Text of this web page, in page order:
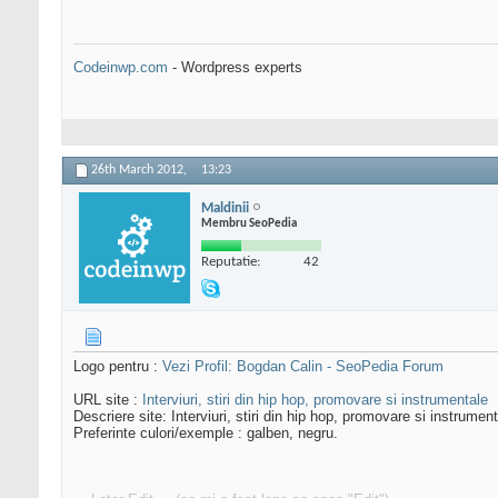
Codeinwp.com - Wordpress experts
26th March 2012, 13:23
Maldinii
Membru SeoPedia
Reputatie: 42
Logo pentru : Vezi Profil: Bogdan Calin - SeoPedia Forum
URL site :
Interviuri, stiri din hip hop, promovare si instrumentale
Descriere site: Interviuri, stiri din hip hop, promovare si
Preferinte culori/exemple : galben, negru.